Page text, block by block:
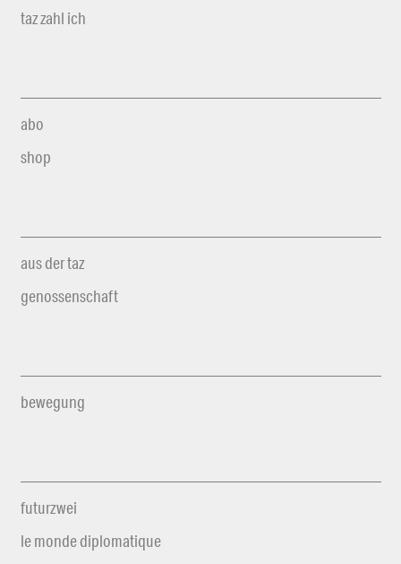
taz zahl ich
abo
shop
aus der taz
genossenschaft
bewegung
futurzwei
le monde diplomatique